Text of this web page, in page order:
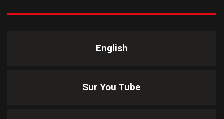
English
Sur You Tube